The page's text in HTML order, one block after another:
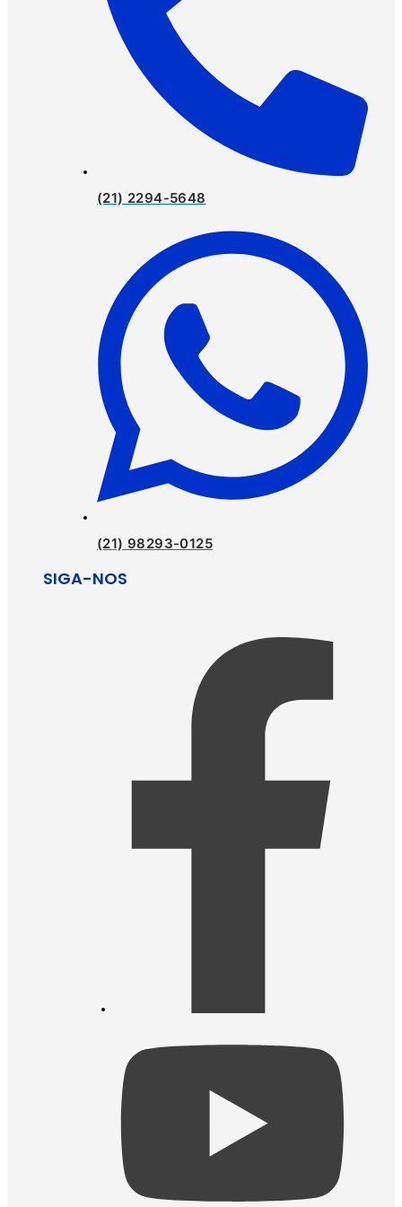
(21) 2294-5648​
(21) 98293-0125
SIGA-NOS